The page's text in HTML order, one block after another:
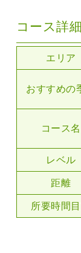
コース詳
エリア
おすすめの
コース名
レベル
距離
所要時間